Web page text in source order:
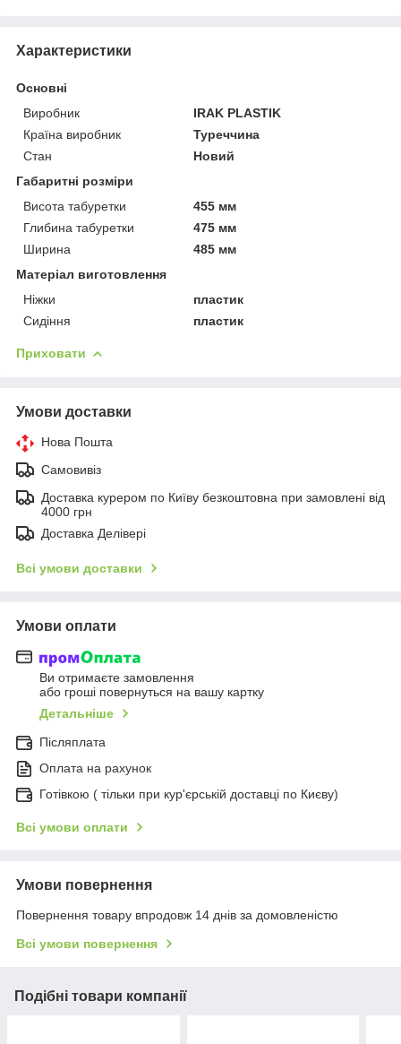
Характеристики
Основні
Виробник
IRAK PLASTIK
Країна виробник
Туреччина
Стан
Новий
Габаритні розміри
Висота табуретки
455 мм
Глибина табуретки
475 мм
Ширина
485 мм
Матеріал виготовлення
Ніжки
пластик
Сидіння
пластик
Приховати
Умови доставки
Нова Пошта
Самовивіз
Доставка курером по Київу безкоштовна при замовлені від
4000 грн
Доставка Делівері
Всі умови доставки
Умови оплати
Ви отримаєте замовлення
або гроші повернуться на вашу картку
Детальніше
Післяплата
Оплата на рахунок
Готівкою ( тільки при кур'єрській доставці по Києву)
Всі умови оплати
Умови повернення
Повернення товару впродовж 14 днів за домовленістю
Всі умови повернення
Подібні товари компанії